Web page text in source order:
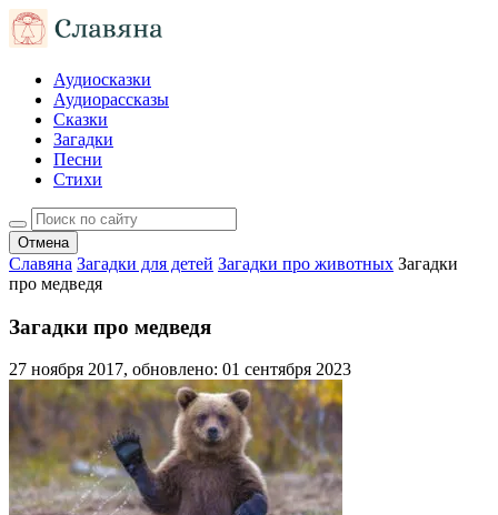
Аудиосказки
Аудиорассказы
Сказки
Загадки
Песни
Стихи
Отмена
Славяна Загадки для детей Загадки про животных Загадки
про медведя
Загадки про медведя
27 ноября 2017, обновлено: 01 сентября 2023